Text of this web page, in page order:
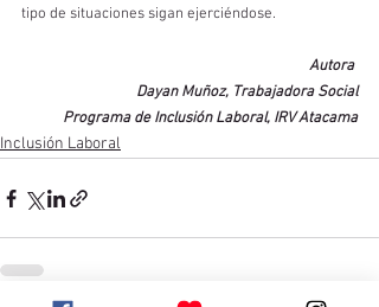
tipo de situaciones sigan ejerciéndose.
Autora
Dayan Muñoz, Trabajadora Social
Programa de Inclusión Laboral, IRV Atacama
Inclusión Laboral